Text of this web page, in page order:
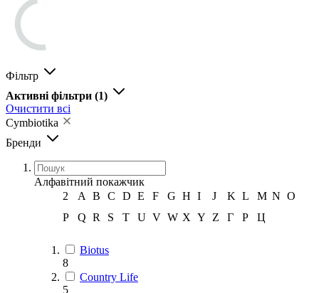
Фільтр
Активні фільтри (1)
Очистити всі
Cymbiotika
Бренди
Алфавітний покажчик
2
A B C D E F G H I J K L M N O
P
Q R S T U V W X Y Z Г Р Ц
Biotus
8
Country Life
5